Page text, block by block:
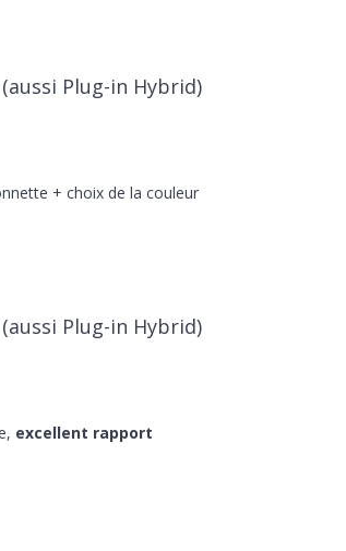
Plug-in Hybrid)
+ choix de la couleur
Plug-in Hybrid)
excellent rapport